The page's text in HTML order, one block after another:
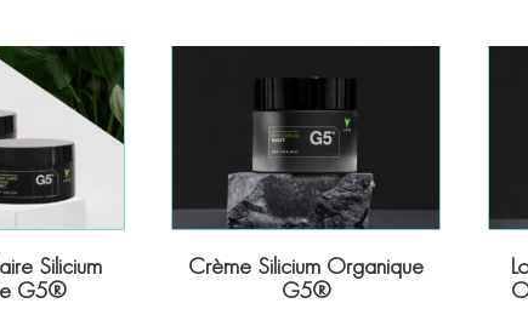
Silicium
G5®
Crème Silicium Organique
G5®